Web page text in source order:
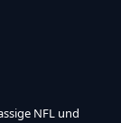
NFL und